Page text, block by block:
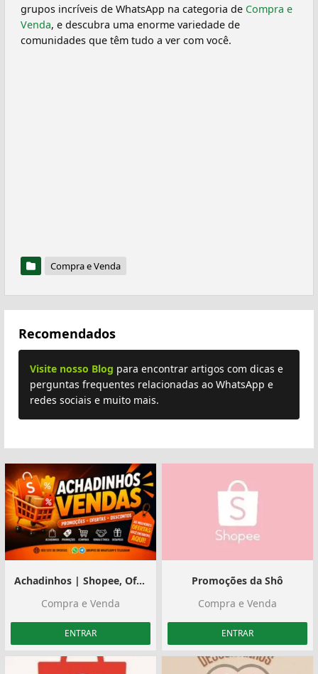
grupos incríveis de WhatsApp na categoria de Compra e
Venda, e descubra uma enorme variedade de
comunidades que têm tudo a ver com você.
Compra e Venda
Recomendados
Visite nosso Blog para encontrar artigos com dicas e
perguntas frequentes relacionadas ao WhatsApp e
redes sociais e muito mais.
Plus
Achadinhos | Shopee, Ofertas e Divulgação
Compra e Venda
ENTRAR
Promoções da Shô
Compra e Venda
ENTRAR